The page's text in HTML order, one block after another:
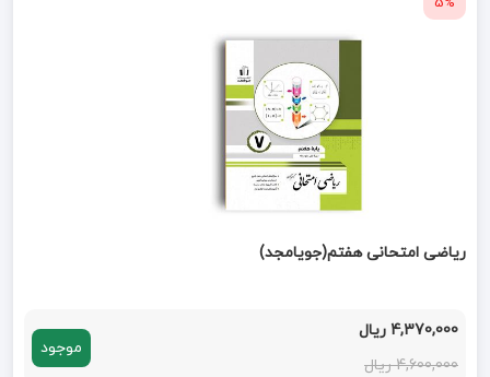
ریاضی امتحانی هفتم(جویامجد)
4,370,000 ریال
4,600,000 ریال
موجود